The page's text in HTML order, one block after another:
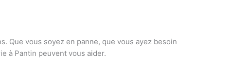
. Que vous soyez en panne, que vous ayez besoin
ie à Pantin peuvent vous aider.